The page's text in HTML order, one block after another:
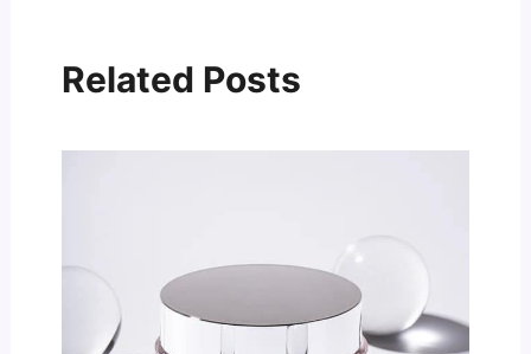
Related Posts